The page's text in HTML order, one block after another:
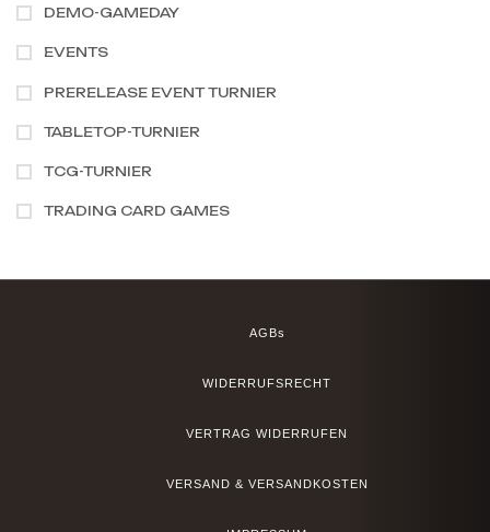
DEMO-GAMEDAY
EVENTS
PRERELEASE EVENT TURNIER
TABLETOP-TURNIER
TCG-TURNIER
TRADING CARD GAMES
AGBs
WIDERRUFSRECHT
VERTRAG WIDERRUFEN
VERSAND & VERSANDKOSTEN